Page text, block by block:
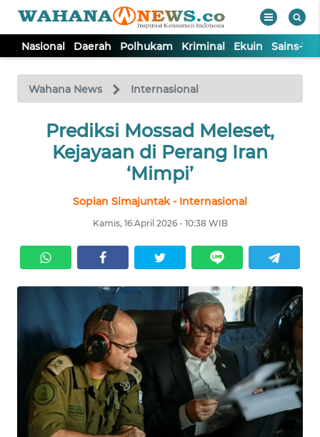
Nasional Daerah Polhukam Kriminal Ekuin Sains-
Wahana News Internasional
Prediksi Mossad Meleset,
Kejayaan di Perang Iran
‘Mimpi’
Sopian Simajuntak - Internasional
Kamis, 16 April 2026 - 10:38 WIB
TV
Tutup
NASIONAL
POLHUKAM
KRIMINAL
EKUIN
SAINS-TEKNO
KESEHATAN
INTERNASIONAL